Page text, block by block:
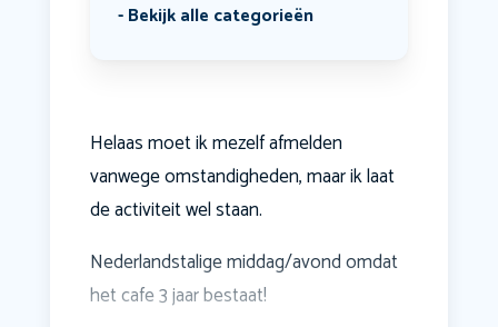
Bekijk alle categorieën
Helaas moet ik mezelf afmelden
vanwege omstandigheden, maar ik laat
de activiteit wel staan.
Nederlandstalige middag/avond omdat
het cafe 3 jaar bestaat!